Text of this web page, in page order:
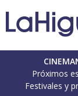
Próximos
Festivales y